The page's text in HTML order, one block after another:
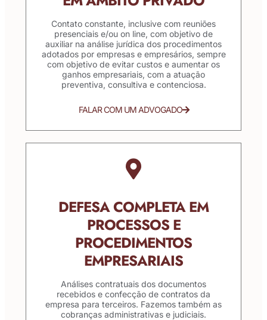
Contato constante, inclusive com reuniões
presenciais e/ou on line, com objetivo de
auxiliar na análise jurídica dos procedimentos
adotados por empresas e empresários, sempre
com objetivo de evitar custos e aumentar os
ganhos empresariais, com a atuação
preventiva, consultiva e contenciosa.
FALAR COM UM ADVOGADO
DEFESA COMPLETA EM
PROCESSOS E
PROCEDIMENTOS
EMPRESARIAIS
Análises contratuais dos documentos
recebidos e confecção de contratos da
empresa para terceiros. Fazemos também as
cobranças administrativas e judiciais.